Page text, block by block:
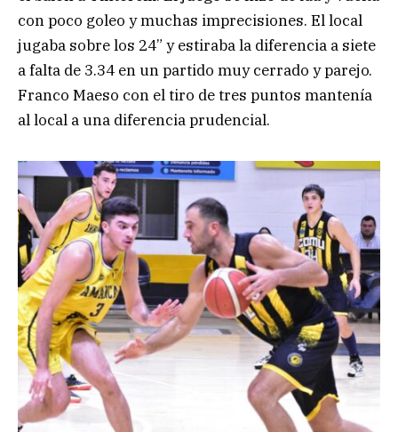
con poco goleo y muchas imprecisiones. El local
jugaba sobre los 24” y estiraba la diferencia a siete
a falta de 3.34 en un partido muy cerrado y parejo.
Franco Maeso con el tiro de tres puntos mantenía
al local a una diferencia prudencial.